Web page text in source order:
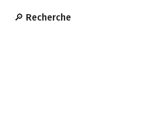
🔎 Recherche